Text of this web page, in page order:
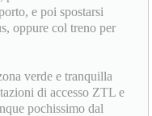
e poi spostarsi
oppure col treno per
verde e tranquilla
di accesso ZTL e
pochissimo dal